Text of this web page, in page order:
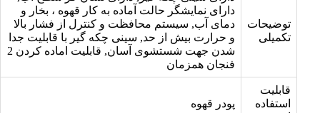
توضیحات
تکمیلی
دارای نمایشگر حالت آماده به کار قهوه ، بخار و
دمای آب, سیستم محافظت و کنترل از فشار بالا
و حرارت بیش از حد, سینی چکه گیر با قابلیت جدا
شدن جهت شستشوی آسان, قابلیت اماده کردن 2
فنجان همزمان
قابلیت
استفاده
پودر قهوه